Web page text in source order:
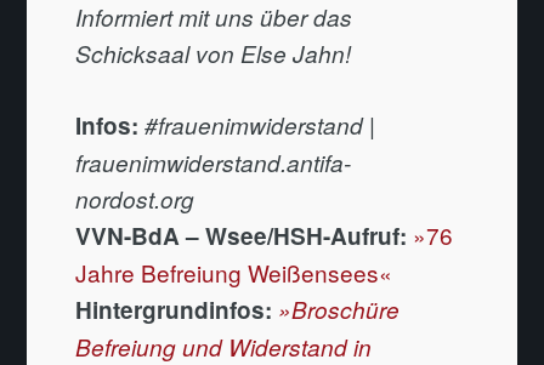
Informiert mit uns über das
Schicksaal von Else Jahn!
Infos: #frauenimwiderstand |
frauenimwiderstand.antifa-
nordost.org
VVN-BdA – Wsee/HSH-Aufruf: »76
Jahre Befreiung Weißensees«
Hintergrundinfos: »Broschüre
Befreiung und Widerstand in